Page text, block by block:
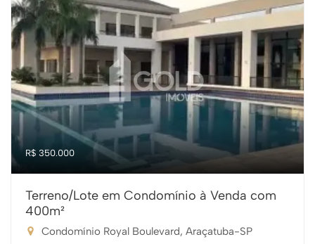
R$ 350.000
Terreno/Lote em Condomínio à Venda com
400m²
Condomínio Royal Boulevard, Araçatuba-SP